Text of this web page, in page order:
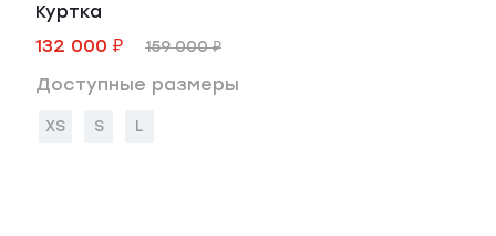
Куртка
132 000 ₽
159 000 ₽
Доступные размеры
XS S L